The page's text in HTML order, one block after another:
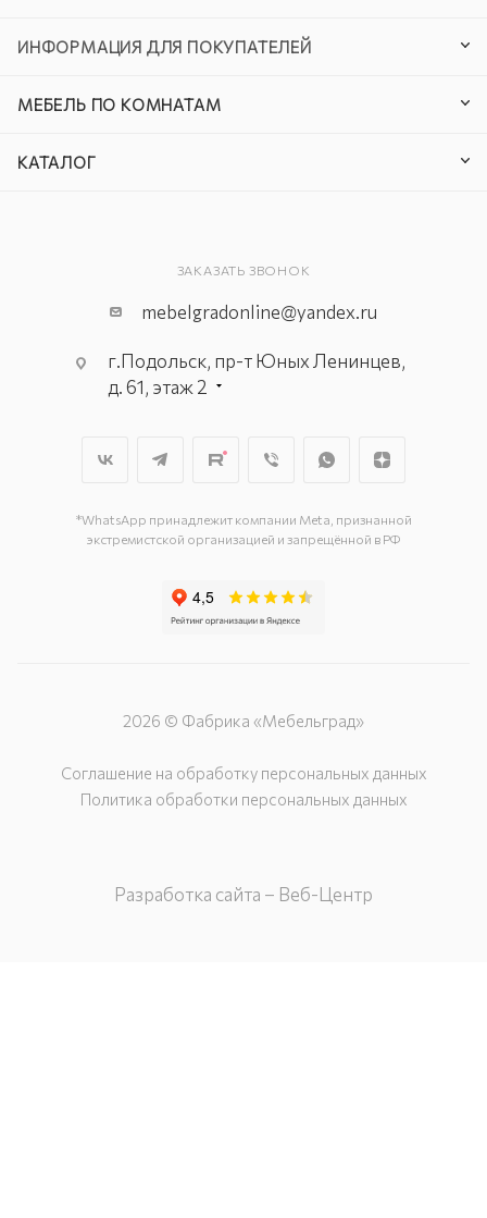
ИНФОРМАЦИЯ ДЛЯ ПОКУПАТЕЛЕЙ
МЕБЕЛЬ ПО КОМНАТАМ
КАТАЛОГ
ЗАКАЗАТЬ ЗВОНОК
mebelgradonline@yandex.ru
г.Подольск, пр-т Юных Ленинцев,
д. 61, этаж 2
г. Подольск, ул. Станционная, д. 11
*WhatsApp принадлежит компании Meta, признанной
экстремистской организацией и запрещённой в РФ
2026 © Фабрика «Мебельград»
Соглашение на обработку персональных данных
Политика обработки персональных данных
Разработка сайта – Веб-Центр